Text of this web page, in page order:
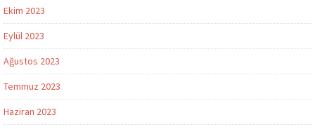
Ekim 2023
Eylül 2023
Ağustos 2023
Temmuz 2023
Haziran 2023